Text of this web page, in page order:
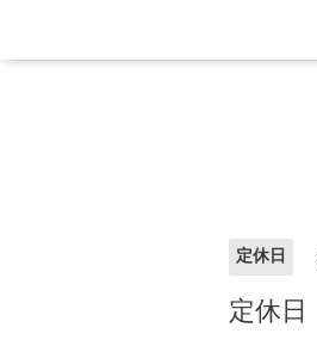
定休日
定休日